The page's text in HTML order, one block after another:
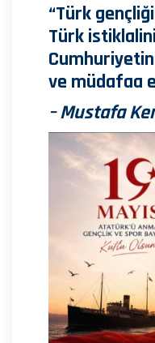
“Türk
Türk
ve müdafaa
– Mustafa